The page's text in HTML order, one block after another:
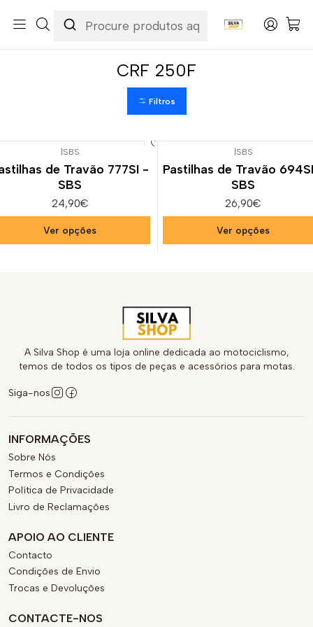
Suspensão & Travões
Pastilhas de Travão Honda CRF 250F
CRF 250F
Filtros
|SBS
de Travão 777SI -
SBS
24,90€
Ver opções
|SBS
Pastilhas de Travão
SBS
26,90€
Ver opções
A Silva Shop é uma loja online dedicada ao motociclismo,
temos de todos os tipos de peças e acessórios para motas.
Siga-nos
INFORMAÇÕES
Sobre Nós
Termos e Condições
Política de Privacidade
Livro de Reclamações
APOIO AO CLIENTE
Contacto
Condições de Envio
Trocas e Devoluções
CONTACTE-NOS